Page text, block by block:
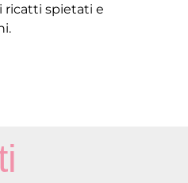
ricatti spietati e